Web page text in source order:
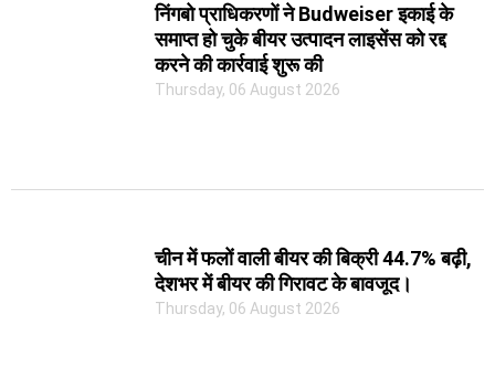
निंगबो प्राधिकरणों ने Budweiser इकाई के
समाप्त हो चुके बीयर उत्पादन लाइसेंस को रद्द
करने की कार्रवाई शुरू की
Thursday, 06 August 2026
चीन में फलों वाली बीयर की बिक्री 44.7% बढ़ी,
देशभर में बीयर की गिरावट के बावजूद।
Thursday, 06 August 2026